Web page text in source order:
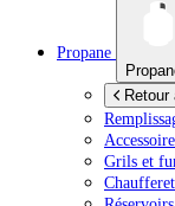
Propane
Retour
Grils et